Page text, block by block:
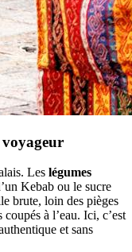
Les légumes
Kebab ou le sucre
brute, loin des pièges
à l’eau. Ici, c’est
et sans